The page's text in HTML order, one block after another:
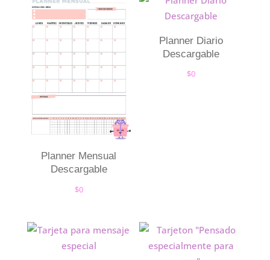
Planner Mensual
Descargable
$0
Planner Diario
Descargable
$0